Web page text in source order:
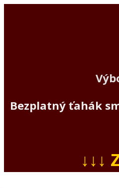
Bezplatný ťahák
↓↓↓